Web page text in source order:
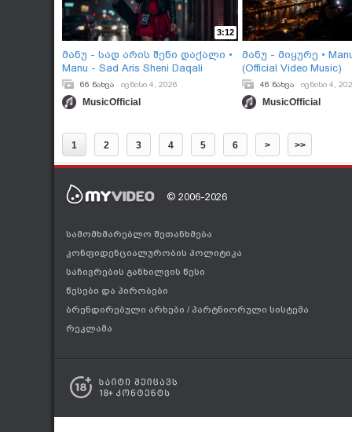
3:12
მანუ - სად არის შენი დაქალი •
Manu - Sad Aris Sheni Daqali
(Official Video Music)
66 ნახვა ივნისი 4, 2026
MusicOfficial
მანუ - მიყურე •
(Official Video Music)
46 ნახვა ივნისი 4,
MusicOfficial
1 2 3 4 5 6 > >>
© 2006-2026
სამომხმარებლო შეთანხმება
კონფიდენციალურობის პოლიტიკა
საჩივრების განხილვის წესი
წესები და პირობები
ბრენდირებული არხები / პარტნიორული სისტემა
რეკლამა